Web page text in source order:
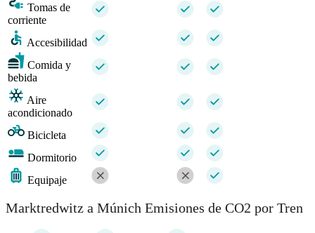
Tomas de
corriente
Accesibilidad
Comida y
bebida
Aire
acondicionado
Bicicleta
Dormitorio
Equipaje
Marktredwitz a Múnich Emisiones de CO2 por Tren